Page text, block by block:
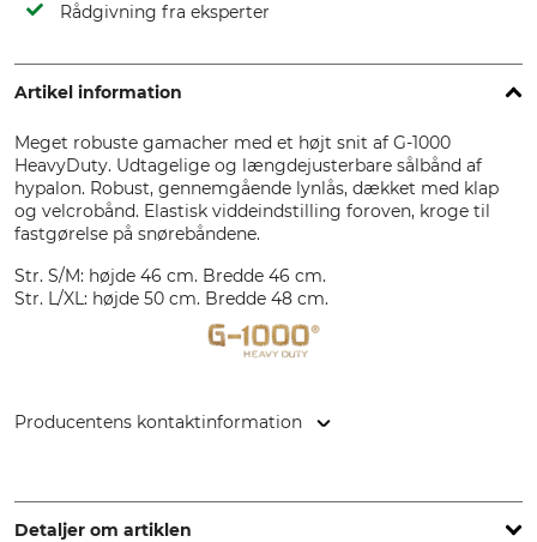
Rådgivning fra eksperter
Artikel information
Meget robuste gamacher med et højt snit af G-1000
HeavyDuty. Udtagelige og længdejusterbare sålbånd af
hypalon. Robust, gennemgående lynlås, dækket med klap
og velcrobånd. Elastisk viddeindstilling foroven, kroge til
fastgørelse på snørebåndene.
Str. S/M: højde 46 cm. Bredde 46 cm.
Str. L/XL: højde 50 cm. Bredde 48 cm.
Producentens kontaktinformation
Sweden, www.fjallraven.com
Detaljer om artiklen